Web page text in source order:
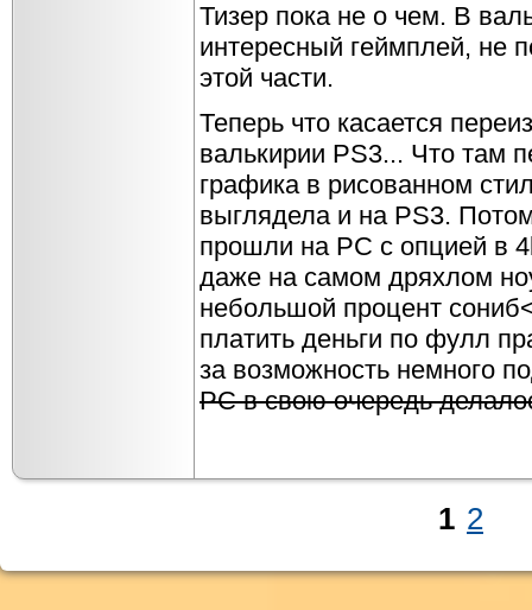
Тизер пока не о чем. В
интересный геймплей, не
этой части.
Теперь что касается
валькирии PS3... Что там
графика в рисованном
выглядела и на PS3.
прошли на PC с опцией в
даже на самом дряхлом
небольшой процент
платить деньги по фулл
за возможность немного
PC в свою очередь
1 2